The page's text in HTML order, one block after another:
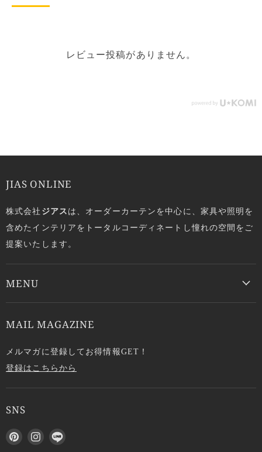
レビュー投稿がありません。
JIAS ONLINE
株式会社 ジアスは、オーダーカーテンを中心に、家具や照明を
含めたインテリアをトータルコーディネートし憧れの空間をご
提案いたします。
MENU
MAIL MAGAZINE
メルマガに登録してお得情報GET！
登録はこちらから
SNS
P
I
L